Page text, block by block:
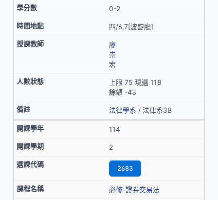
0-2
四/6,7[波錠廳]
廖
崇
宏
上限 75 現選 118
餘額 -43
法律學系 / 法律系3B
114
2
2683
必修-證券交易法